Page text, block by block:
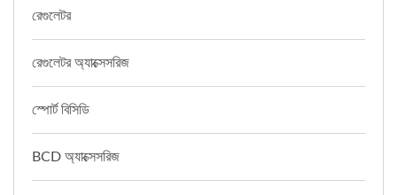
রেগুলেটর
রেগুলেটর অ্যাক্সেসরিজ
স্পোর্ট বিসিডি
BCD অ্যাক্সেসরিজ